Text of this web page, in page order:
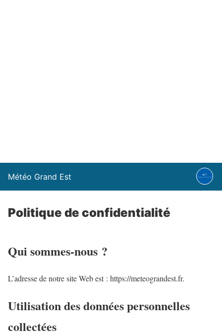
Météo Grand Est
Politique de confidentialité
Qui sommes-nous ?
L’adresse de notre site Web est : https://meteograndest.fr.
Utilisation des données personnelles
collectées